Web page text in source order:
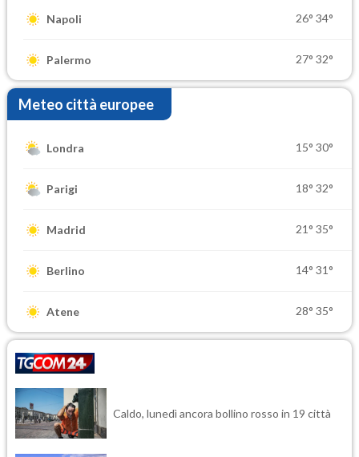
Napoli 26° 34°
Palermo 27° 32°
Meteo città europee
Londra 15° 30°
Parigi 18° 32°
Madrid 21° 35°
Berlino 14° 31°
Atene 28° 35°
Caldo, lunedì ancora bollino rosso in 19 città